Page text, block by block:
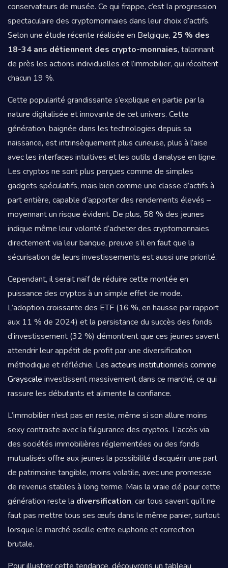
conservateurs de musée. Ce qui frappe, c’est la progression
spectaculaire des cryptomonnaies dans leur choix d’actifs.
Selon une étude récente réalisée en Belgique, 25 % des
18-34 ans détiennent des crypto-monnaies, talonnant
de près les actions individuelles et l’immobilier, qui récoltent
chacun 19 %.
Cette popularité grandissante s’explique en partie par la
nature digitalisée et innovante de cet univers. Cette
génération, baignée dans les technologies depuis sa
naissance, est intrinsèquement plus curieuse, plus à l’aise
avec les interfaces intuitives et les outils d’analyse en ligne.
Les cryptos ne sont plus perçues comme de simples
gadgets spéculatifs, mais bien comme une classe d’actifs à
part entière, capable d’apporter des rendements élevés –
moyennant un risque évident. De plus, 58 % des jeunes
indique même leur volonté d’acheter des cryptomonnaies
directement via leur banque, preuve s’il en faut que la
sécurisation de leurs investissements est aussi une priorité.
Cependant, il serait naïf de réduire cette montée en
puissance des cryptos à un simple effet de mode.
L’adoption croissante des ETF (16 %, en hausse par rapport
aux 11 % de 2024) et la persistance du succès des fonds
d’investissement (32 %) démontrent que ces jeunes savent
attendrir leur appétit de profit par une diversification
méthodique et réfléchie. Les acteurs institutionnels comme
Grayscale investissent massivement dans ce marché, ce qui
rassure les débutants et alimente la confiance.
L’immobilier n’est pas en reste, même si son allure moins
sexy contraste avec la fulgurance des cryptos. L’accès via
des sociétés immobilières réglementées ou des fonds
mutualisés offre aux jeunes la possibilité d’acquérir une part
de patrimoine tangible, moins volatile, avec une promesse
de revenus stables à long terme. Mais la vraie clé pour cette
génération reste la diversification, car tous savent qu’il ne
faut pas mettre tous ses œufs dans le même panier, surtout
lorsque le marché oscille entre euphorie et correction
brutale.